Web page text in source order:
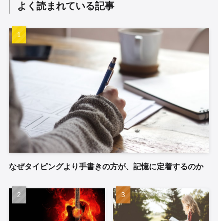
よく読まれている記事
なぜタイピングより手書きの方が、記憶に定着するのか